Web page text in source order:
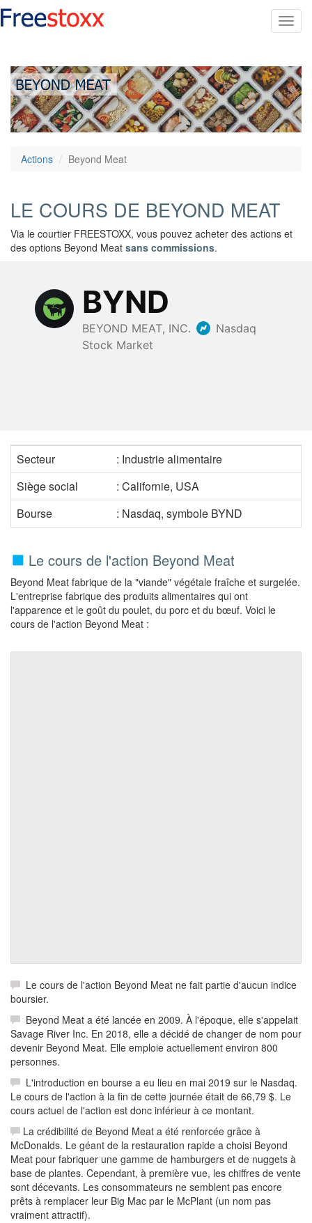
Actions Beyond Meat
LE COURS DE BEYOND MEAT
Via le courtier FREESTOXX, vous pouvez acheter des actions et
des options Beyond Meat sans commissions.
Secteur
: Industrie alimentaire
Siège social
: Californie, USA
Bourse
: Nasdaq, symbole BYND
Le cours de l'action Beyond Meat
Beyond Meat fabrique de la "viande" végétale fraîche et surgelée.
L'entreprise fabrique des produits alimentaires qui ont
l'apparence et le goût du poulet, du porc et du bœuf. Voici le
cours de l'action Beyond Meat :
Le cours de l'action Beyond Meat ne fait partie d'aucun indice
boursier.
Beyond Meat a été lancée en 2009. À l'époque, elle s'appelait
Savage River Inc. En 2018, elle a décidé de changer de nom pour
devenir Beyond Meat. Elle emploie actuellement environ 800
personnes.
L'introduction en bourse a eu lieu en mai 2019 sur le Nasdaq.
Le cours de l'action à la fin de cette journée était de 66,79 $. Le
cours actuel de l'action est donc inférieur à ce montant.
La crédibilité de Beyond Meat a été renforcée grâce à
McDonalds. Le géant de la restauration rapide a choisi Beyond
Meat pour fabriquer une gamme de hamburgers et de nuggets à
base de plantes. Cependant, à première vue, les chiffres de vente
sont décevants. Les consommateurs ne semblent pas encore
prêts à remplacer leur Big Mac par le McPlant (un nom pas
vraiment attractif).